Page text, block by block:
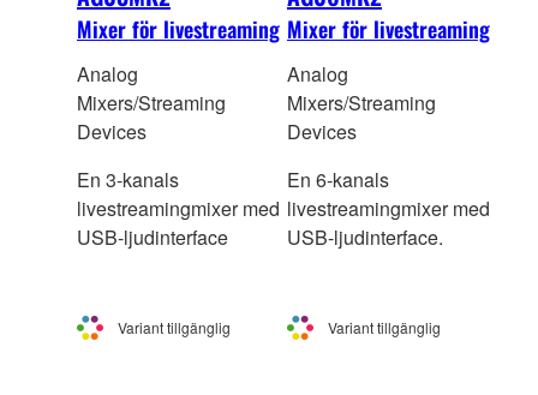
Mixer för livestreaming
Analog
Mixers/Streaming
Devices
En 3-kanals
livestreamingmixer med
USB-ljudinterface
Variant tillgänglig
Mixer för livestreaming
Analog
Mixers/Streaming
Devices
En 6-kanals
livestreamingmixer med
USB-ljudinterface.
Variant tillgänglig